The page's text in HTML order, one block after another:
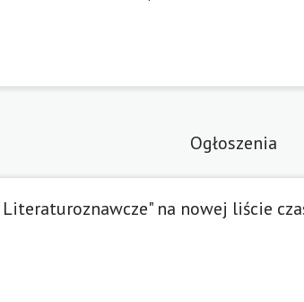
Ogłoszenia
na nowej liście